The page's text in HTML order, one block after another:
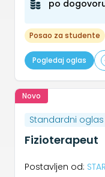
po
Posao za studente
Pogledaj oglas
Novo
Standardni oglas
Fizioterapeut
Postavljen od: